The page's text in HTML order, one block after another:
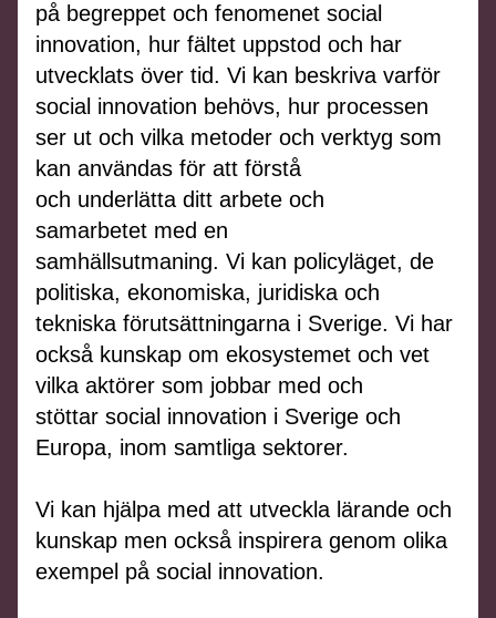
på begreppet och fenomenet social
innovation, hur fältet uppstod och har
utvecklats över tid. Vi kan beskriva varför
social innovation behövs, hur processen
ser ut och vilka metoder och verktyg som
kan användas för att förstå
och underlätta ditt arbete och
samarbetet med en
samhällsutmaning. Vi kan policyläget, de
politiska, ekonomiska, juridiska och
tekniska förutsättningarna i Sverige. Vi har
också kunskap om ekosystemet och vet
vilka aktörer som jobbar med och
stöttar social innovation i Sverige och
Europa, inom samtliga sektorer.
Vi kan hjälpa med att utveckla lärande och
kunskap men också inspirera genom olika
exempel på social innovation.